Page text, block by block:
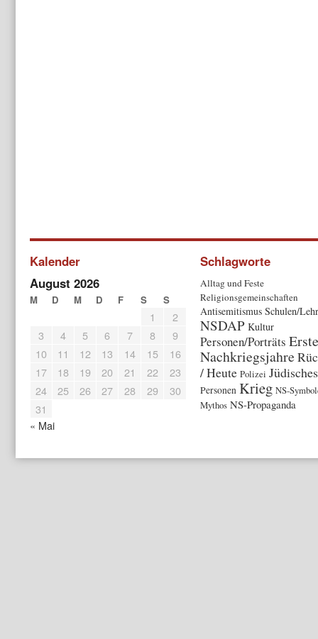
Kalender
August 2026
M D M D F S S
« Mai
1
2
3
4 5 6 7 8
9
10
11 12 13 14 15
16
17
18 19 20 21 22
23
24
25 26 27 28 29
30
31
Schlagworte
Alltag und Feste
Religionsgemeinschaften
Antisemitismus Schulen/
NSDAP Kultur
Personen/Porträts Erste
Nachkriegsjahre
/ Heute Polizei
Personen Krieg NS-
Mythos NS-Propaganda